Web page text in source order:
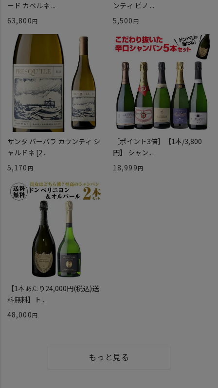
ード カベルネ ...
63,800
ンティ ピノ ...
5,500
サンタ バーバラ カウンティ シ
ャルドネ [2...
5,170
［ポイント3倍］【1本/3,800
円】 シャン...
18,999
【1本あたり24,000円(税込)送
料無料】ト...
48,000
もっと見る